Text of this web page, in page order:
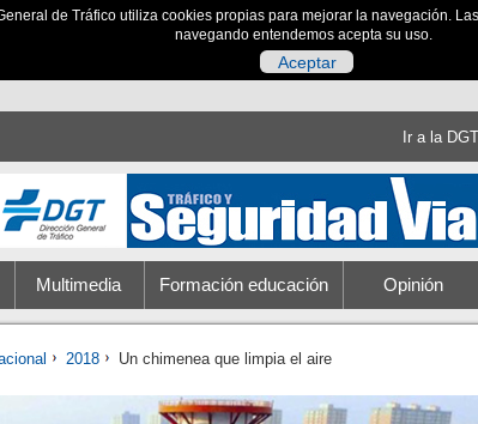
de Tráfico utiliza cookies propias para mejorar la navegación.
navegando entendemos acepta su uso.
Aceptar
Ir a la DGT
Multimedia Formación educación Opinión
2018 Un chimenea que limpia el aire